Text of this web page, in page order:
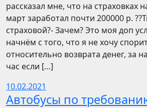
рассказал мне, что на страховках
март заработал почти 200000 р.
страховой?- Зачем? Это моя доп
начнём с того, что я не хочу
относительно возврата денег, за
час если […]
10.02.2021
Автобусы по